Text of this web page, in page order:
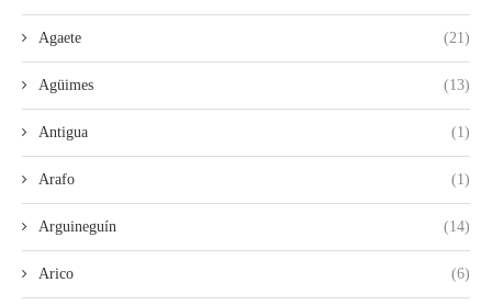
Agaete (21)
Agüimes (13)
Antigua (1)
Arafo (1)
Arguineguín (14)
Arico (6)